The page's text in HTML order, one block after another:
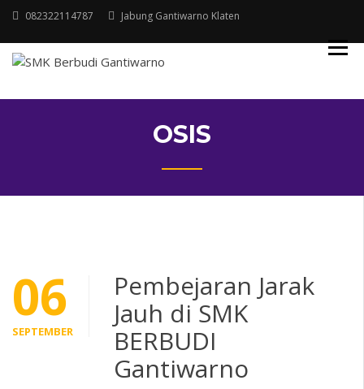
Skip
content
082322114787 Jabung Gantiwarno Klaten
Yayasan pendidikan Budi Laksana
OSIS
06
SEPTEMBER
Pembejaran Jarak
Jauh di SMK
BERBUDI
Gantiwarno